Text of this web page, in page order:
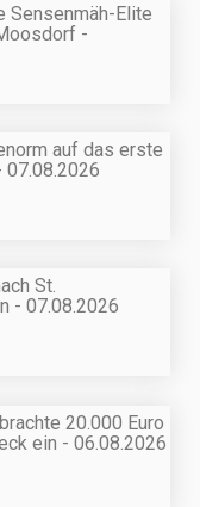
Sensenmäh-Elite
-
auf das erste
07.08.2026
St.
- 07.08.2026
20.000 Euro
ein - 06.08.2026